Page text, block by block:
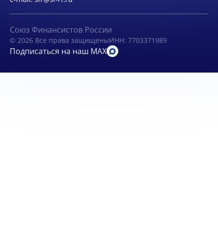
Союз Финансистов России
© 2026 Все права защищеныИНН: 7703371989
Подписаться на наш MAX